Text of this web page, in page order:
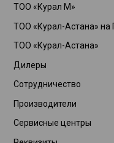
ТОО «Курал М»
ТОО «Курал-Астана» на
ТОО «Курал-Астана»
Дилеры
Сотрудничество
Производители
Сервисные центры